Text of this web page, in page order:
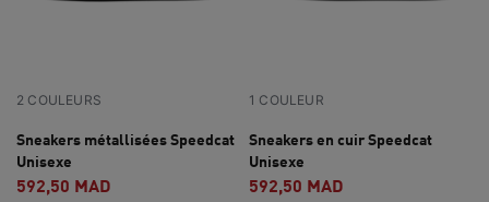
2 COULEURS
Sneakers métallisées Speedcat
Unisexe
592,50 MAD
1 COULEUR
Sneakers en cuir Speedcat
Unisexe
592,50 MAD